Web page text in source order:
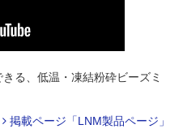
る、低温・凍結粉砕ビーズミ
掲載ページ「LNM製品ページ」